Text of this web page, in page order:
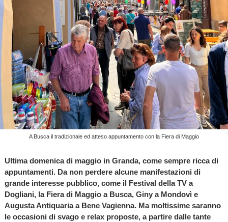
A Busca il tradizionale ed atteso appuntamento con la Fiera di Maggio
Ultima domenica di maggio in Granda, come sempre ricca di
appuntamenti. Da non perdere alcune manifestazioni di
grande interesse pubblico, come il Festival della TV a
Dogliani, la Fiera di Maggio a Busca, Giny a Mondovì e
Augusta Antiquaria a Bene Vagienna. Ma moltissime saranno
le occasioni di svago e relax proposte, a partire dalle tante